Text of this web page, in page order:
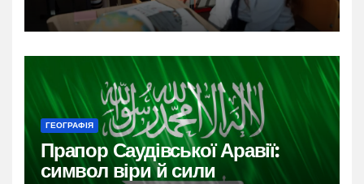
ГЕОГРАФІЯ
Прапор Саудівської Аравії:
символ віри й сили